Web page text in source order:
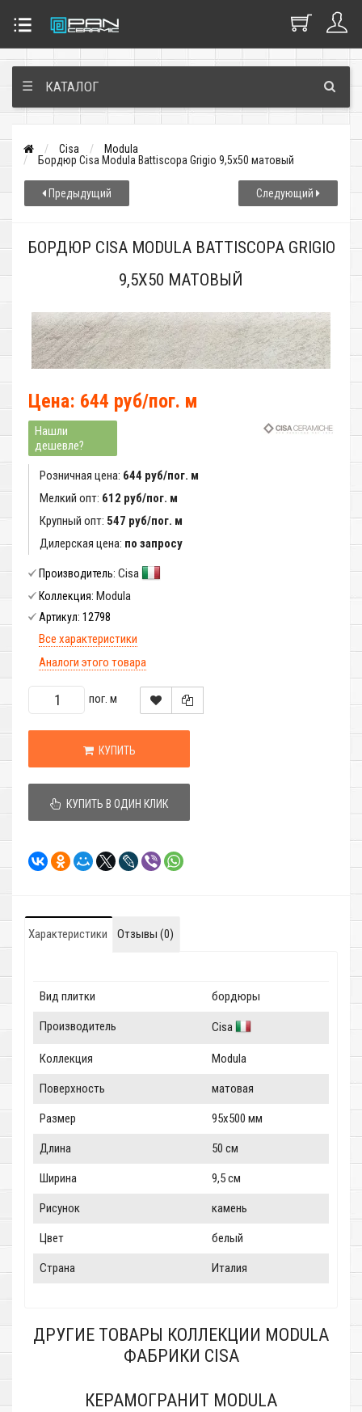
☰ КАТАЛОГ
Cisa
Modula
Бордюр Cisa Modula Battiscopa Grigio 9,5x50 матовый
Предыдущий Следующий
БОРДЮР CISA MODULA BATTISCOPA GRIGIO
9,5X50 МАТОВЫЙ
Цена: 644 руб/пог. м
Нашли
дешевле?
Розничная цена: 644 руб/пог. м
Мелкий опт: 612 руб/пог. м
Крупный опт: 547 руб/пог. м
Дилерская цена: по запросу
Производитель: Cisa
Коллекция: Modula
Артикул: 12798
Все характеристики
Аналоги этого товара
пог. м
КУПИТЬ
КУПИТЬ В ОДИН КЛИК
Характеристики Отзывы (0)
Вид плитки бордюры
Производитель Cisa
Коллекция Modula
Поверхность матовая
Размер 95x500 мм
Длина 50 см
Ширина 9,5 см
Рисунок камень
Цвет белый
Страна Италия
ДРУГИЕ ТОВАРЫ КОЛЛЕКЦИИ MODULA
ФАБРИКИ CISA
КЕРАМОГРАНИТ MODULA